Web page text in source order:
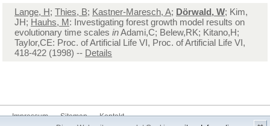
Lange, H; Thies, B; Kastner-Maresch, A; Dörwald, W; Kim,
JH; Hauhs, M: Investigating forest growth model results on
evolutionary time scales inAdami,C; Belew,RK; Kitano,H;
Taylor,CE: Proc. of Artificial Life VI, Proc. of Artificial Life VI,
418-422 (1998) -- Details
Impressum Sitemap Kontakt